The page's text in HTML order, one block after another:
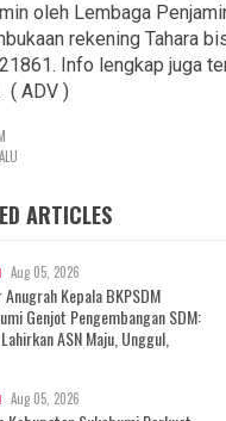
oleh Lembaga
rekening Tahara
Info lengkap juga
( ADV )
ARTICLES
Aug 05, 2026
Anugrah Kepala BKPSDM
Genjot Pengembangan SDM:
ASN Maju, Unggul,
Aug 05, 2026